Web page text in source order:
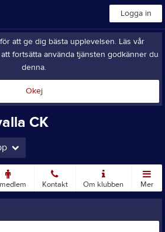
Logga in
att ge dig bästa upplevelsen. Läs vår
fortsätta använda tjänsten godkänner du
denna.
Okej
CK
Kontakt Om klubben Mer